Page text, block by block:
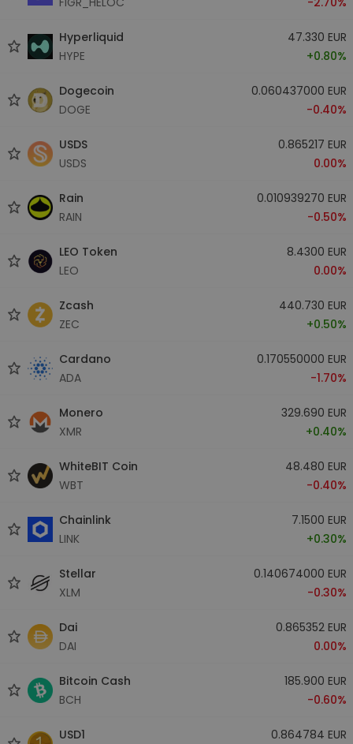
Hyperliquid
HYPE
47.330 EUR
+0.80%
Dogecoin
DOGE
0.060437000 EUR
-0.40%
USDS
USDS
0.865217 EUR
0.00%
Rain
RAIN
0.010939270 EUR
-0.50%
LEO Token
LEO
8.4300 EUR
0.00%
Zcash
ZEC
440.730 EUR
+0.50%
Cardano
ADA
0.170550000 EUR
-1.70%
Monero
XMR
329.690 EUR
+0.40%
WhiteBIT Coin
WBT
48.480 EUR
-0.40%
Chainlink
LINK
7.1500 EUR
+0.30%
Stellar
XLM
0.140674000 EUR
-0.30%
Dai
DAI
0.865352 EUR
0.00%
Bitcoin Cash
BCH
185.900 EUR
-0.60%
USD1
0.864784 EUR